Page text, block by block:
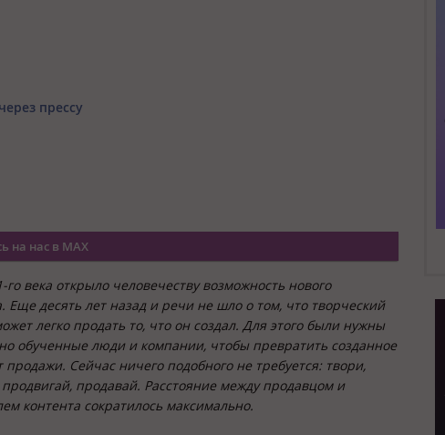
прессу
на нас в MAX
го века открыло человечеству возможность нового
Еще десять лет назад и речи не шло о том, что творческий
легко продать то, что он создал. Для этого были нужны
обученные люди и компании, чтобы превратить созданное
продажи. Сейчас ничего подобного не требуется: твори,
продвигай, продавай. Расстояние между продавцом и
контента сократилось максимально.